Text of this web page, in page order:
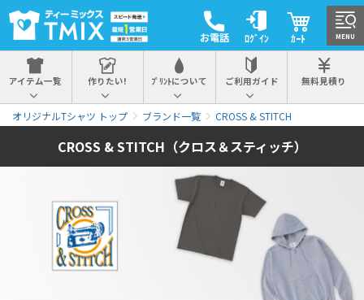
お電話 ﾛｸﾞｲﾝ ｶｰﾄ
アイテム一覧 作りたい! ﾌﾟﾘﾝﾄについて ご利用ガイド 無料見積り
オリジナルTシャツ トップ ブランド一覧 CROSS & STITCH
CROSS & STITCH（クロス＆スティッチ）
MENU